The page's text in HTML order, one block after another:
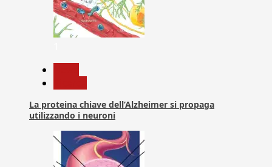
La proteina chiave dell’Alzheimer si propaga
utilizzando i neuroni